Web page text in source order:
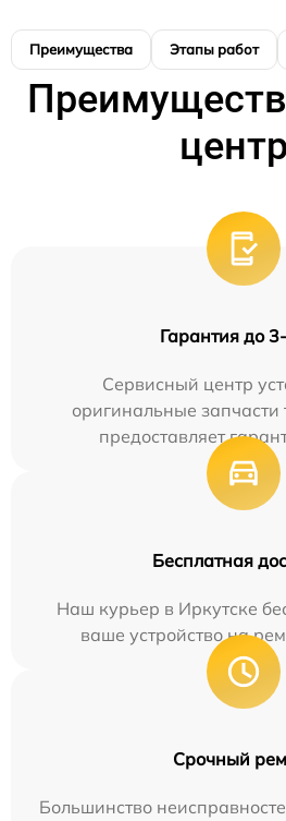
Преимущества Этапы работ
Гарантия до
Сервисный центр
оригинальные запчасти
предоставляет
Бесплатная
Наш курьер в Иркутске
ваше устройство на
Срочный
Большинство